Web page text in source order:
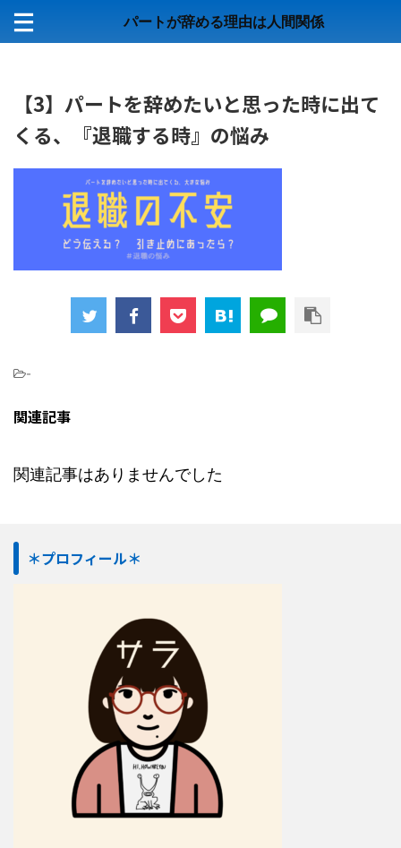
パートが辞める理由は人間関係
【3】パートを辞めたいと思った時に出て
くる、『退職する時』の悩み
-
関連記事
関連記事はありませんでした
＊プロフィール＊